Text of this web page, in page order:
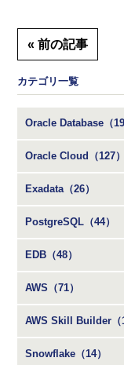
« 前の記事
カテゴリ一覧
Oracle Database（
Oracle Cloud（127）
Exadata（26）
PostgreSQL（44）
EDB（48）
AWS（71）
AWS Skill Builder（
Snowflake（14）